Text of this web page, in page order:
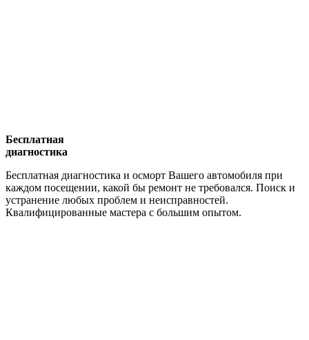
Бесплатная
диагностика
Бесплатная диагностика и осморт Вашего автомобиля при
каждом посещении, какой бы ремонт не требовался. Поиск и
устранение любых проблем и неисправностей.
Квалифицированные мастера с большим опытом.